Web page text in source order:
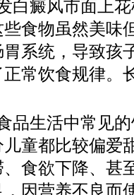
癜风市面上花
食物虽然美味
系统，导致孩
常饮食规律。
生活中常见的
童都比较偏爱
食欲下降、甚
因营养不良而